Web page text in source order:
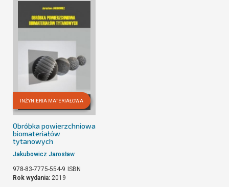
INŻYNIERIA MATERIAŁOWA
Obróbka powierzchniowa
biomateriałów
tytanowych
Jakubowicz Jarosław
978-83-7775-554-9 ISBN
Rok wydania: 2019